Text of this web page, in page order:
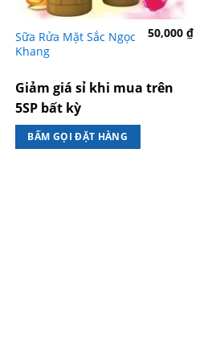
Sữa Rửa Mặt Sắc Ngọc
Khang
50,000₫
Giảm giá sỉ khi mua trên
5SP bất kỳ
BẤM GỌI ĐẶT HÀNG